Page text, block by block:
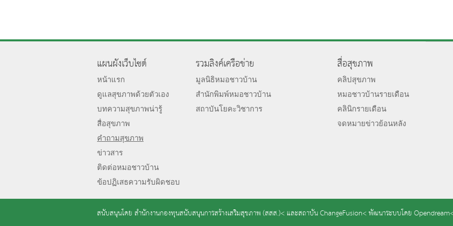
แผนผังเว็บไซต์
หน้าแรก
ดูแลสุขภาพด้วยตัวเอง
บทความสุขภาพน่ารู้
สื่อสุขภาพ
คำถามสุขภาพ
ข่าวสาร
ติดต่อหมอชาวบ้าน
ข้อปฏิเสธความรับผิดชอบ
รวมลิงค์เครือข่าย
มูลนิธิหมอชาวบ้าน
สำนักพิมพ์หมอชาวบ้าน
สถาบันโยคะวิชาการ
สื่อสุขภาพ
คลิปสุขภาพ
หมอชาวบ้านรายเดือน
คลินิกรายเดือน
จดหมายข่าวย้อนหลัง
สนับสนุนโดย สำนักงานกองทุนสนับสนุนการสร้างเสริมสุขภาพ (สสส.)< และสถาบัน ChangeFusion<พัฒนาระบบโดย